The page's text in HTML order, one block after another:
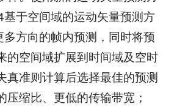
于空间域的运动矢量预测方
方向的帧内预测，同时将预
的空间域扩展到时间域及空时
真准则计算后选择最佳的预测
压缩比、更低的传输带宽；